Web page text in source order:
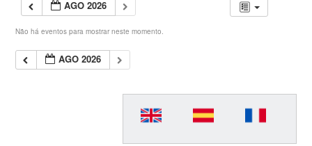
AGO 2026
Não há eventos para mostrar neste momento.
AGO 2026